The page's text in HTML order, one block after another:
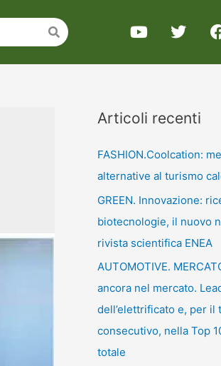
Articoli recenti
FASHION.Coolcation:
alternative al turismo
GREEN. Innovazione:
biotecnologie, il nuovo
rivista scientifica ENEA
AUTOMOTIVE.
ancora nel mercato.
dell’elettrificato e, per il
consecutivo, nella Top
totale